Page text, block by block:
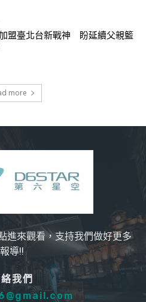
盟臺北台新戰神 盼延續父親籃
more
進來觀看，支持我們做好更多
報導!!
我們